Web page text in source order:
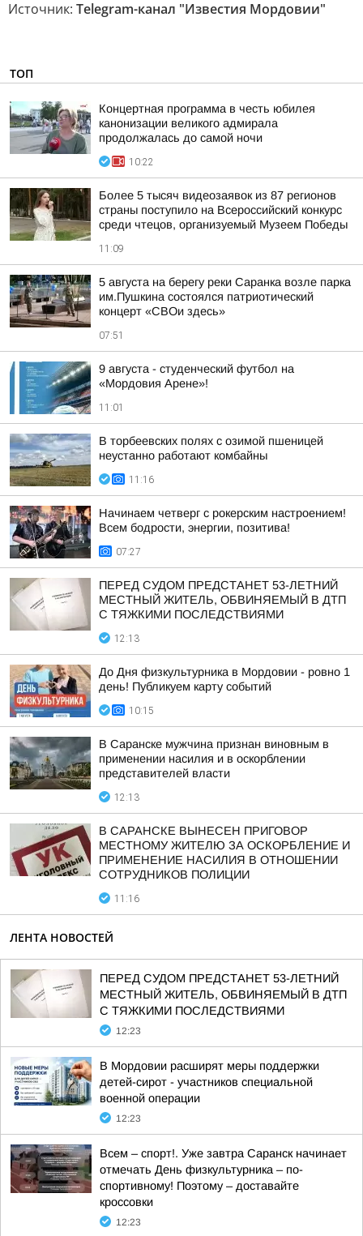
Источник: Telegram-канал "Известия Мордовии"
ТОП
Концертная программа в честь юбилея
канонизации великого адмирала
продолжалась до самой ночи
10:22
Более 5 тысяч видеозаявок из 87 регионов
страны поступило на Всероссийский конкурс
среди чтецов, организуемый Музеем Победы
11:09
5 августа на берегу реки Саранка возле парка
им.Пушкина состоялся патриотический
концерт «СВОи здесь»
07:51
9 августа - студенческий футбол на
«Мордовия Арене»!
11:01
В торбеевских полях с озимой пшеницей
неустанно работают комбайны
11:16
Начинаем четверг с рокерским настроением!
Всем бодрости, энергии, позитива!
07:27
ПЕРЕД СУДОМ ПРЕДСТАНЕТ 53-ЛЕТНИЙ
МЕСТНЫЙ ЖИТЕЛЬ, ОБВИНЯЕМЫЙ В ДТП
С ТЯЖКИМИ ПОСЛЕДСТВИЯМИ
12:13
До Дня физкультурника в Мордовии - ровно 1
день! Публикуем карту событий
10:15
В Саранске мужчина признан виновным в
применении насилия и в оскорблении
представителей власти
12:13
В САРАНСКЕ ВЫНЕСЕН ПРИГОВОР
МЕСТНОМУ ЖИТЕЛЮ ЗА ОСКОРБЛЕНИЕ И
ПРИМЕНЕНИЕ НАСИЛИЯ В ОТНОШЕНИИ
СОТРУДНИКОВ ПОЛИЦИИ
11:16
ЛЕНТА НОВОСТЕЙ
ПЕРЕД СУДОМ ПРЕДСТАНЕТ 53-ЛЕТНИЙ
МЕСТНЫЙ ЖИТЕЛЬ, ОБВИНЯЕМЫЙ В ДТП
С ТЯЖКИМИ ПОСЛЕДСТВИЯМИ
12:23
В Мордовии расширят меры поддержки
детей-сирот - участников специальной
военной операции
12:23
Всем – спорт!. Уже завтра Саранск начинает
отмечать День физкультурника – по-
спортивному! Поэтому – доставайте
кроссовки
12:23